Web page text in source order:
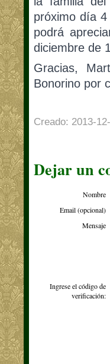
próximo día
podrá
diciembre de
Gracias,
Bonorino por
Creado: 2013-
Dejar un
Nombre
Email (opcional)
Mensaje
Ingrese el código de
verificación: